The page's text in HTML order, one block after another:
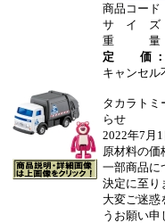
商品コード
サ イ ズ
重 量
定 価 ：
キャンセル
タカラト
らせ
2022年7月
原材料の価
一部商品に
決定に至り
大変ご迷惑
うお願い申